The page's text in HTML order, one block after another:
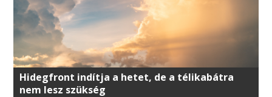
Hidegfront indítja a hetet, de a télikabátra
nem lesz szükség